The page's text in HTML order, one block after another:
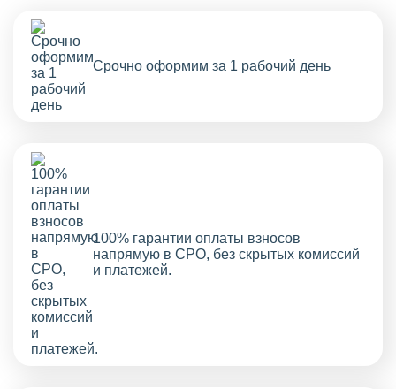
Срочно оформим за 1 рабочий день
100% гарантии оплаты взносов
напрямую в СРО, без скрытых комиссий
и платежей.